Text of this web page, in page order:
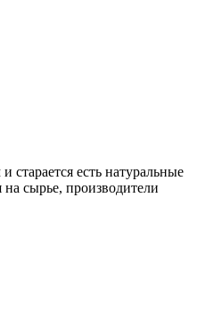
есть натуральные
сырье, производители